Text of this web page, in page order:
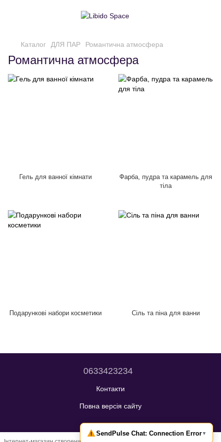
Каталог ДЛЯ ПАР Романтична атмосфера
Романтична атмосфера
Гель для ванної кімнати
Фарба, пудра та карамель для
тіла
Подарункові набори косметики Сіль та піна для ванни
0633423234
Контакти
Повна версія сайту